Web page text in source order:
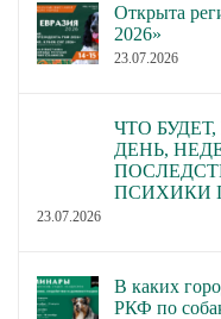
Открыта
2026»
23.07.2026
ЧТО
ДЕНЬ,
ПСИХИКИ
23.07.2026
В каких
РКФ по